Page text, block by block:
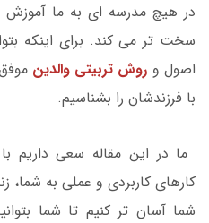
در هیچ مدرسه ای به ما آموزش
سخت تر می کند. برای اینکه
اصول و روش تربیتی والدین
با فرزندشان را بشناسیم.
ما در این مقاله سعی داریم
کارهای کاربردی و عملی به شما،
شما آسان تر کنیم تا شما